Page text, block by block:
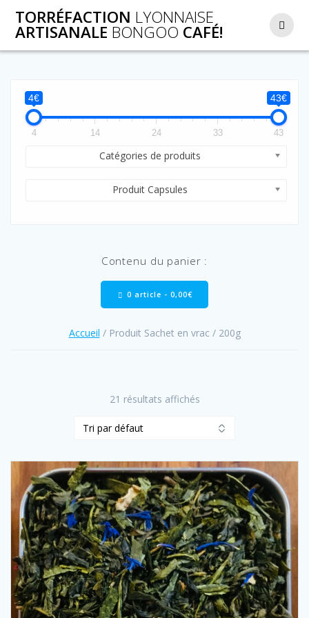
au
contenu
TORRÉFACTION LYONNAISE
ARTISANALE BONGOO CAFÉ!
4€ 43€
4 14 24 33 43
Catégories de produits
Produit Capsules
Contenu du panier :
0 article - 0,00€
Accueil / Produit Sachet en vrac / 200g
21 résultats affichés